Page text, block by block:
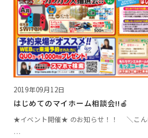
2019年09月12日
はじめてのマイホーム相談会!!🍎
★イベント開催★ のお知らせ！！ ＼こん
…